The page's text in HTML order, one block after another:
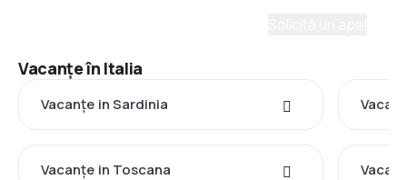
Vacanţe în Italia
Vacanţe in Sardinia
Vacanţe in Toscana